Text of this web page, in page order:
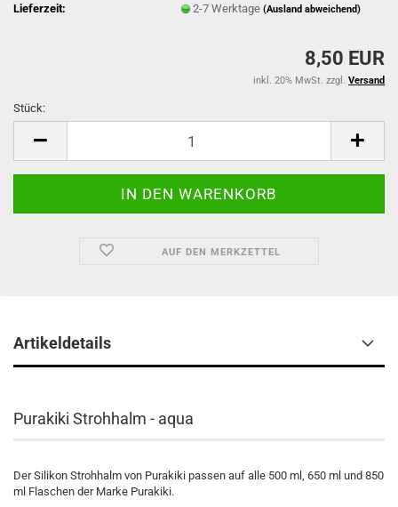
Lieferzeit:
2-7 Werktage(Ausland abweichend)
8,50 EUR
inkl. 20% MwSt. zzgl. Versand
Stück:
AUF DEN MERKZETTEL
Artikeldetails
Purakiki Strohhalm - aqua
Der Silikon Strohhalm von Purakiki passen auf alle 500 ml, 650 ml und 850
ml Flaschen der Marke Purakiki.